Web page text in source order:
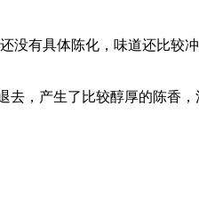
没有具体陈化，味道还比较
，产生了比较醇厚的陈香，